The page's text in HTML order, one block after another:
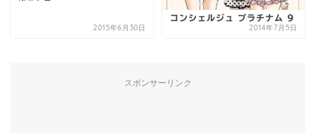
2015年6月30日
コンシェルジュ プラチナム 9
2014年7月5日
スポンサーリンク